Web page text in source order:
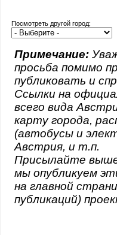
Посмотреть другой город:
Примечание:
просьба помимо
публиковать и
Ссылки на
всего вида
карту города,
(автобусы и
Австрия, и т.п.
Присылайте
мы опубликуем
на главной
публикаций)